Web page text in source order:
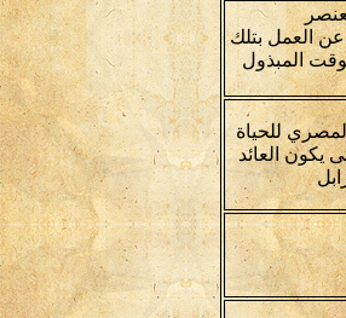
العمل بتلك
المبذول
للحياة
يكون العائد